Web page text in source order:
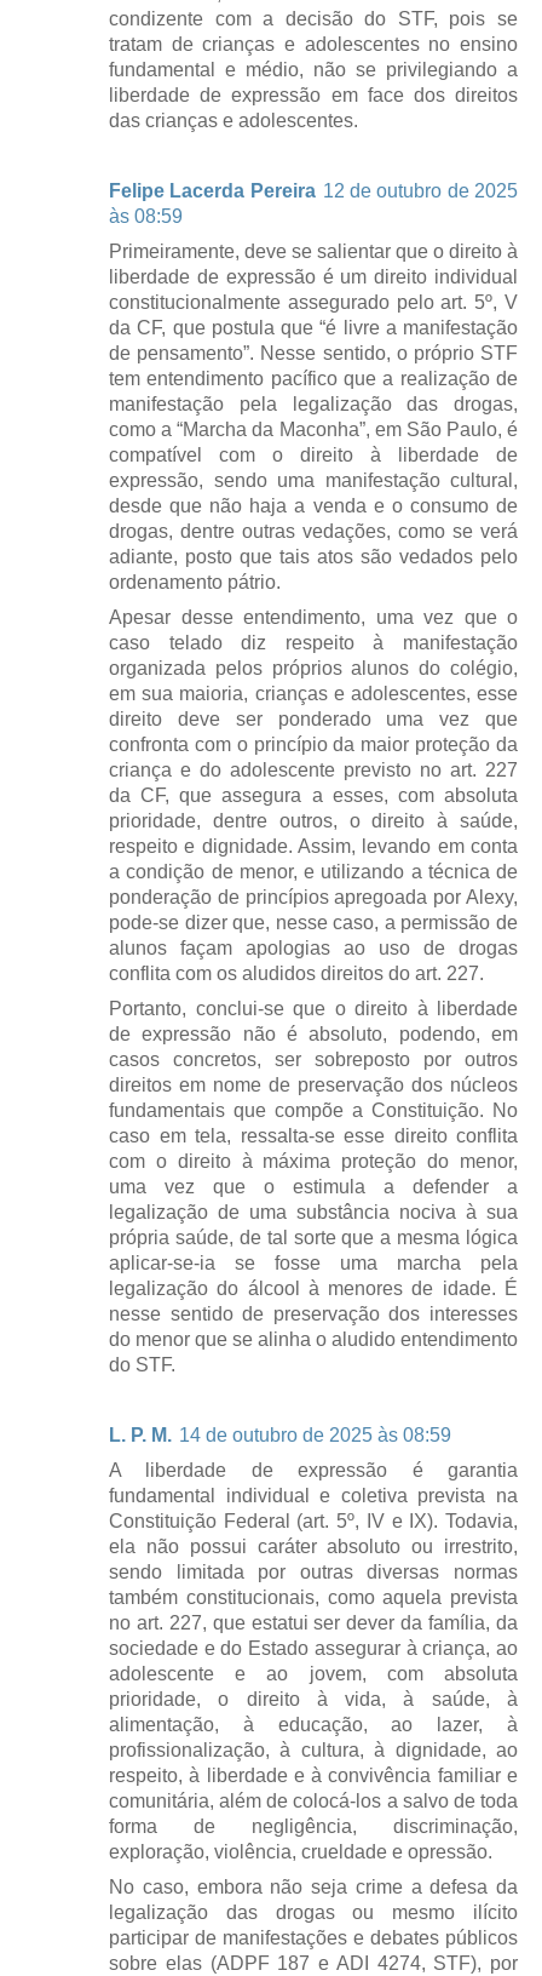
condizente com a decisão do STF, pois se
tratam de crianças e adolescentes no ensino
fundamental e médio, não se privilegiando a
liberdade de expressão em face dos direitos
das crianças e adolescentes.
Felipe Lacerda Pereira 12 de outubro de 2025
às 08:59
Primeiramente, deve se salientar que o direito à
liberdade de expressão é um direito individual
constitucionalmente assegurado pelo art. 5º, V
da CF, que postula que “é livre a manifestação
de pensamento”. Nesse sentido, o próprio STF
tem entendimento pacífico que a realização de
manifestação pela legalização das drogas,
como a “Marcha da Maconha”, em São Paulo, é
compatível com o direito à liberdade de
expressão, sendo uma manifestação cultural,
desde que não haja a venda e o consumo de
drogas, dentre outras vedações, como se verá
adiante, posto que tais atos são vedados pelo
ordenamento pátrio.
Apesar desse entendimento, uma vez que o
caso telado diz respeito à manifestação
organizada pelos próprios alunos do colégio,
em sua maioria, crianças e adolescentes, esse
direito deve ser ponderado uma vez que
confronta com o princípio da maior proteção da
criança e do adolescente previsto no art. 227
da CF, que assegura a esses, com absoluta
prioridade, dentre outros, o direito à saúde,
respeito e dignidade. Assim, levando em conta
a condição de menor, e utilizando a técnica de
ponderação de princípios apregoada por Alexy,
pode-se dizer que, nesse caso, a permissão de
alunos façam apologias ao uso de drogas
conflita com os aludidos direitos do art. 227.
Portanto, conclui-se que o direito à liberdade
de expressão não é absoluto, podendo, em
casos concretos, ser sobreposto por outros
direitos em nome de preservação dos núcleos
fundamentais que compõe a Constituição. No
caso em tela, ressalta-se esse direito conflita
com o direito à máxima proteção do menor,
uma vez que o estimula a defender a
legalização de uma substância nociva à sua
própria saúde, de tal sorte que a mesma lógica
aplicar-se-ia se fosse uma marcha pela
legalização do álcool à menores de idade. É
nesse sentido de preservação dos interesses
do menor que se alinha o aludido entendimento
do STF.
L. P. M. 14 de outubro de 2025 às 08:59
A liberdade de expressão é garantia
fundamental individual e coletiva prevista na
Constituição Federal (art. 5º, IV e IX). Todavia,
ela não possui caráter absoluto ou irrestrito,
sendo limitada por outras diversas normas
também constitucionais, como aquela prevista
no art. 227, que estatui ser dever da família, da
sociedade e do Estado assegurar à criança, ao
adolescente e ao jovem, com absoluta
prioridade, o direito à vida, à saúde, à
alimentação, à educação, ao lazer, à
profissionalização, à cultura, à dignidade, ao
respeito, à liberdade e à convivência familiar e
comunitária, além de colocá-los a salvo de toda
forma de negligência, discriminação,
exploração, violência, crueldade e opressão.
No caso, embora não seja crime a defesa da
legalização das drogas ou mesmo ilícito
participar de manifestações e debates públicos
sobre elas (ADPF 187 e ADI 4274, STF), por